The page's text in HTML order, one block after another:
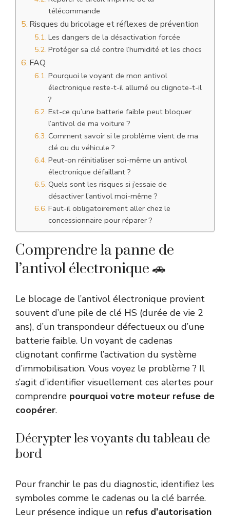
télécommande
Risques du bricolage et réflexes de prévention
Les dangers de la désactivation forcée
Protéger sa clé contre l’humidité et les chocs
FAQ
Pourquoi le voyant de mon antivol
électronique reste-t-il allumé ou clignote-t-il
?
Est-ce qu’une batterie faible peut bloquer
l’antivol de ma voiture ?
Comment savoir si le problème vient de ma
clé ou du véhicule ?
Peut-on réinitialiser soi-même un antivol
électronique défaillant ?
Quels sont les risques si j’essaie de
désactiver l’antivol moi-même ?
Faut-il obligatoirement aller chez le
concessionnaire pour réparer ?
Comprendre la panne de
l’antivol électronique 🚗
Le blocage de l’antivol électronique provient
souvent d’une pile de clé HS (durée de vie 2
ans), d’un transpondeur défectueux ou d’une
batterie faible. Un voyant de cadenas
clignotant confirme l’activation du système
d’immobilisation. Vous voyez le problème ? Il
s’agit d’identifier visuellement ces alertes pour
comprendre pourquoi votre moteur refuse de
coopérer.
Décrypter les voyants du tableau de
bord
Pour franchir le pas du diagnostic, identifiez les
symboles comme le cadenas ou la clé barrée.
Leur présence indique un refus d’autorisation